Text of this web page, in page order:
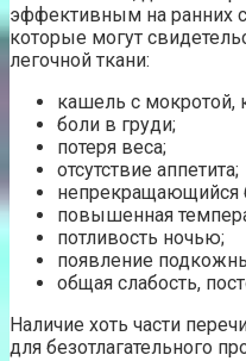
эффективным на ранних
которые могут
легочной ткани:
кашель с мокротой,
боли в груди;
потеря веса;
отсутствие аппетита;
непрекращающийся
повышенная
потливость ночью;
появление
общая слабость,
Наличие хоть части
для безотлагательного